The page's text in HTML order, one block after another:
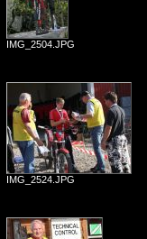
IMG_2504.JPG
IMG_2524.JPG